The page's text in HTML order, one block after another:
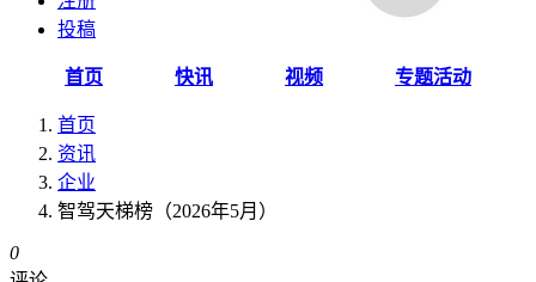
投稿
首页 快讯 视频 专题活动
首页
资讯
企业
智驾天梯榜（2026年5月）
0